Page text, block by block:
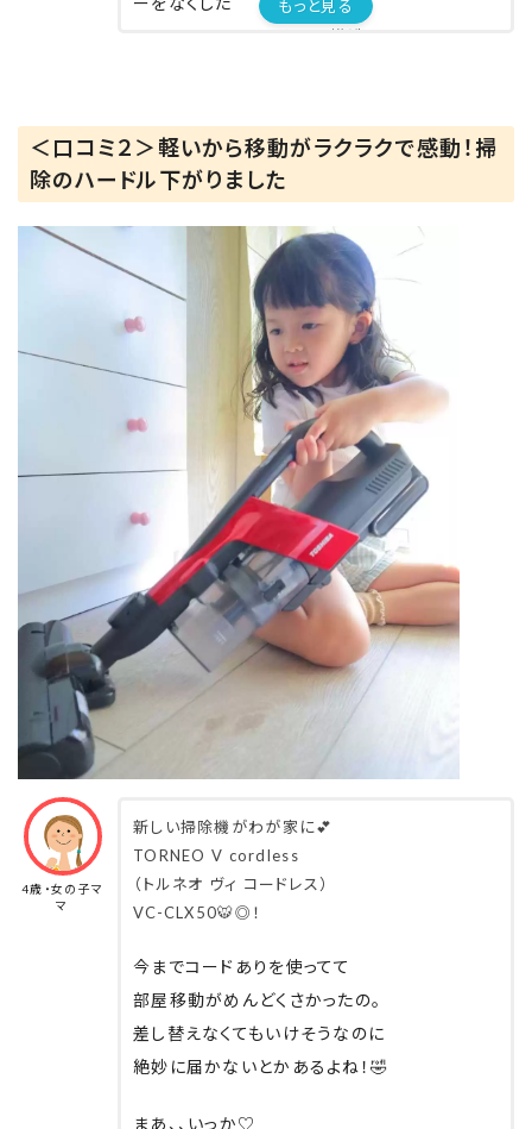
フィルターレスサイクロン構造!!.
さらに高機能なヘッドで床の菌まで除去してく
れるんです✨
ダストボックス内のゴミを1/4まで圧縮するの
で、ゴミ捨ても簡単!!
スタンド、ふとん用ブラシ、丸ブラシ、すき間ノズ
ル、お手入れブラシ、ACアダプターを付属され
充電時間は約2.5時間で
標準モードでは約35分✨
おすすめモードで約25分✨
強モードで約10分✨
連続運転時間を実現されてます!!
掃除機が気に入りすぎちゃって、
充電なくなるまで掃除機かけてくれました👏
そんなに長い時間持ってても重くないってこと!
毎日の掃除機が楽しくてたまらない🧡
もっと見る
＜口コミ２＞軽いから移動がラクラクで感動！掃
除のハードル下がりました
4歳・女の子マ
マ
新しい掃除機がわが家に💕
TORNEO V cordless
（トルネオ ヴィ コードレス）
VC-CLX50🐯◎！
今までコードありを使ってて
部屋移動がめんどくさかったの。
差し替えなくてもいけそうなのに
絶妙に届かないとかあるよね！🤣
まあ、、いっか♡